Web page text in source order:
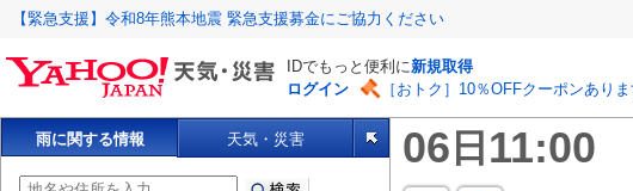
【緊急支援】令和8年熊本地震 緊急支援募金にご協力ください
IDでもっと便利に新規取得
ログイン
［おトク］10％OFFクーポンありま
雨に関する情報 天気・災害 06 日 11:00